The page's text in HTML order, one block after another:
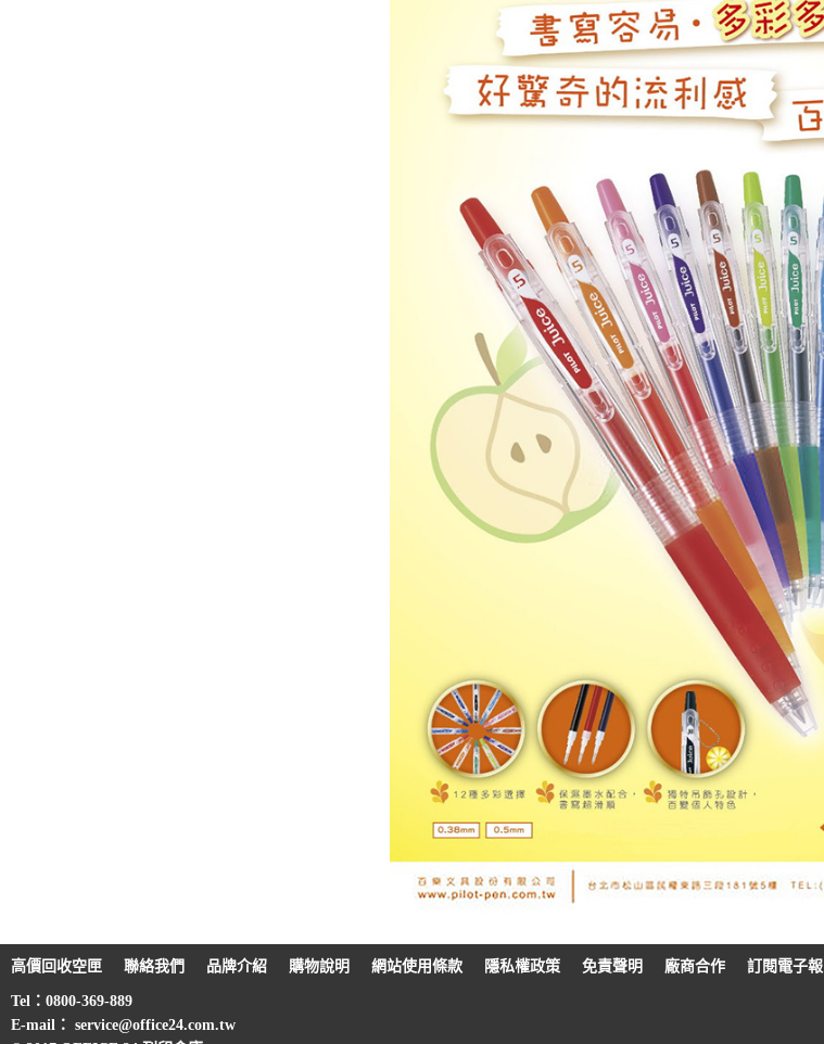
高價回收空匣 聯絡我們 品牌介紹 購物說明 網站使用條款 隱私權政策 免責聲明 廠商合作 訂閱電子報
Tel：0800-369-889
E-mail： service@office24.com.tw